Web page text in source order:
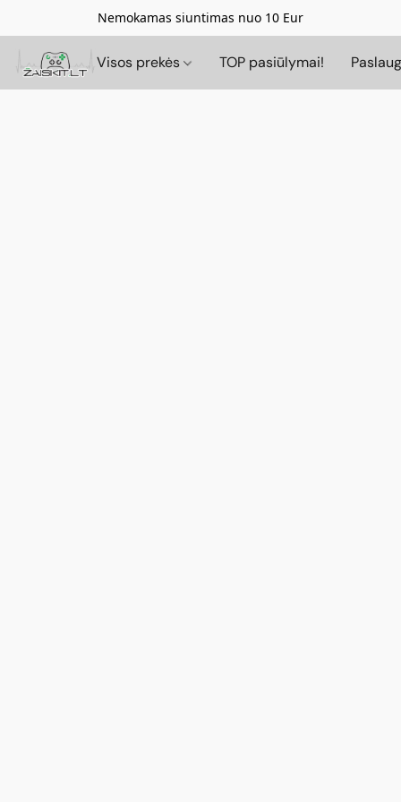
Nemokamas siuntimas nuo 10 Eur
Visos prekės TOP pasiūlymai!